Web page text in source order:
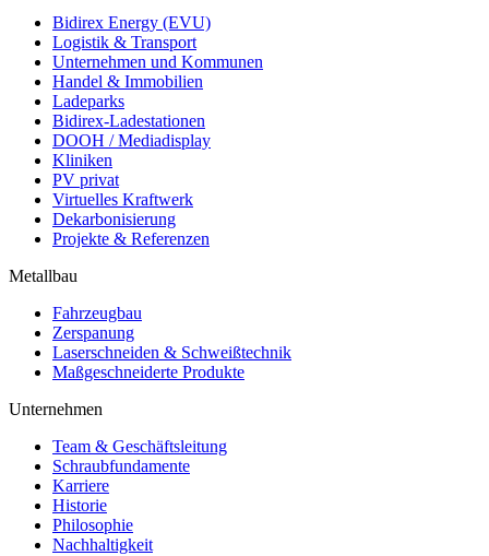
Bidirex Energy (EVU)
Logistik & Transport
Unternehmen und Kommunen
Handel & Immobilien
Ladeparks
Bidirex-Ladestationen
DOOH / Mediadisplay
Kliniken
PV privat
Virtuelles Kraftwerk
Dekarbonisierung
Projekte & Referenzen
Metallbau
Fahrzeugbau
Zerspanung
Laserschneiden & Schweißtechnik
Maßgeschneiderte Produkte
Unternehmen
Team & Geschäftsleitung
Schraubfundamente
Karriere
Historie
Philosophie
Nachhaltigkeit